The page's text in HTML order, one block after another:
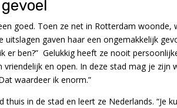
goed. Toen ze net in Rotterdam woonde,
uitslagen gaven haar een ongemakkelijk
er ben?” Gelukkig heeft ze nooit
vriendelijk en open. In deze stad mag je zijn
waardeer ik enorm.”
thuis in de stad en leert ze Nederlands. “Je